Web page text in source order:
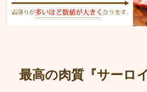
最高の肉質『サーロ